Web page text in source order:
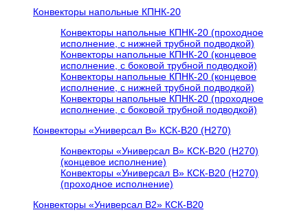
Конвекторы напольные КПНК-20
Конвекторы напольные КПНК-20 (проходное
исполнение, с нижней трубной подводкой)
Конвекторы напольные КПНК-20 (концевое
исполнение, с боковой трубной подводкой)
Конвекторы напольные КПНК-20 (концевое
исполнение, с нижней трубной подводкой)
Конвекторы напольные КПНК-20 (проходное
исполнение, с боковой трубной подводкой)
Конвекторы «Универсал В» КСК-В20 (H270)
Конвекторы «Универсал В» КСК-В20 (H270)
(концевое исполнение)
Конвекторы «Универсал В» КСК-В20 (H270)
(проходное исполнение)
Конвекторы «Универсал В2» КСК-В20